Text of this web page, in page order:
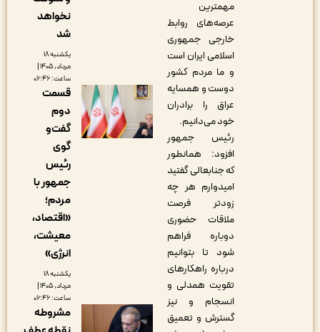
مهمترین
عرصه‌های روابط
خارجی جمهوری
اسلامی ایران است
و ما مردم کشور
دوست و همسایه
عراق را برادران
خود می‌دانیم.
رئیس جمهور
افزود: همانطور
که جنابعالی گفتید
امیدوارم هر چه
زودتر فرصت
ملاقات حضوری
دوباره فراهم
شود تا بتوانیم
درباره راهکارهای
تقویت همدلی و
انسجام و نیز
گسترش و تعمیق
نخواهد
مرداد, ۱۴۰۵ |
قسمت
دوم
گفت‌و
جمهور با
«اقتصاد،
معیشت،
مرداد, ۱۴۰۵ |
مشروطه